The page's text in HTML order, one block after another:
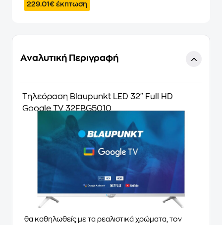
229.01€ έκπτωση
Αναλυτική Περιγραφή
Τηλεόραση Blaupunkt LED 32" Full HD
Google TV 32FBG5010
θα καθηλωθείς με τα ρεαλιστικά χρώματα, τον